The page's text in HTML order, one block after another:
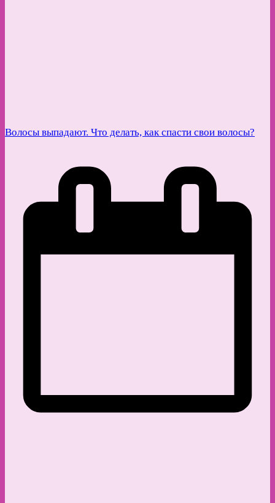
Волосы выпадают. Что делать, как спасти свои волосы?